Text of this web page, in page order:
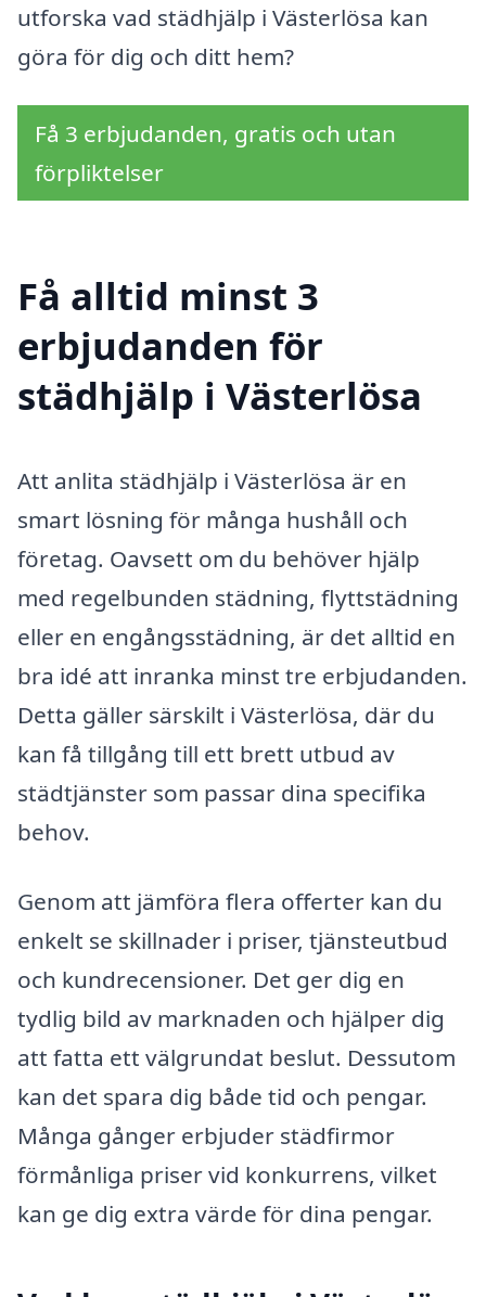
utforska vad städhjälp i Västerlösa kan
göra för dig och ditt hem?
Få 3 erbjudanden, gratis och utan
förpliktelser
Få alltid minst 3
erbjudanden för
städhjälp i Västerlösa
Att anlita städhjälp i Västerlösa är en
smart lösning för många hushåll och
företag. Oavsett om du behöver hjälp
med regelbunden städning, flyttstädning
eller en engångsstädning, är det alltid en
bra idé att inranka minst tre erbjudanden.
Detta gäller särskilt i Västerlösa, där du
kan få tillgång till ett brett utbud av
städtjänster som passar dina specifika
behov.
Genom att jämföra flera offerter kan du
enkelt se skillnader i priser, tjänsteutbud
och kundrecensioner. Det ger dig en
tydlig bild av marknaden och hjälper dig
att fatta ett välgrundat beslut. Dessutom
kan det spara dig både tid och pengar.
Många gånger erbjuder städfirmor
förmånliga priser vid konkurrens, vilket
kan ge dig extra värde för dina pengar.